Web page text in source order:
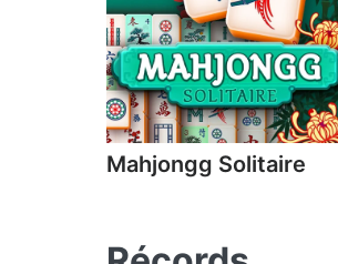
Mahjongg Solitaire